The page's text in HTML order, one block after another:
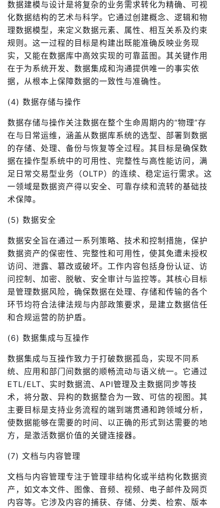
数据建模与设计是将复杂的业务需求转化为精确、可视
化数据结构的艺术与科学。它通过创建概念、逻辑和物
理数据模型，来定义数据元素、属性、相互关系及约束
规则。这一过程的目标是构建出既能准确反映业务现
实，又能在数据库中高效实现的可靠蓝图。其关键作用
在于为系统开发、数据集成和沟通提供唯一的事实依
据，从根本上保障数据的一致性与准确性。
(4) 数据存储与操作
数据存储与操作关注数据在整个生命周期内的“物理”存
在与日常运维，涵盖从数据库系统的选型、部署到数据
的存储、处理、备份与恢复等全过程。其目标是确保数
据在操作型系统中的可用性、完整性与高性能访问，满
足日常交易型业务（OLTP）的连续、稳定运行需求。这
一领域是数据资产得以安全、可靠存续和流转的基础技
术保障。
(5) 数据安全
数据安全旨在通过一系列策略、技术和控制措施，保护
数据资产的保密性、完整性和可用性，使其免遭未授权
访问、泄露、篡改或破坏。工作内容包括身份认证、访
问控制、加密、脱敏、安全审计与监控等。其核心目标
是管理数据风险，确保数据在处理、存储和传输的各个
环节均符合法律法规与内部政策要求，是建立数据信任
和合规运营的防护盾。
(6) 数据集成与互操作
数据集成与互操作致力于打破数据孤岛，实现不同系
统、应用和部门间数据的顺畅流动与语义统一。它通过
ETL/ELT、实时数据流、API管理及主数据同步等技
术，将分散、异构的数据整合为一致、可信的视图。其
主要目标是支持业务流程的端到端贯通和跨领域分析，
使数据能够在需要的时间、以正确的形式到达需要的地
方，是激活数据价值的关键连接器。
(7) 文档与内容管理
文档与内容管理专注于管理非结构化或半结构化数据资
产，如文本文件、图像、音频、视频、电子邮件及网页
内容等。它涉及内容的捕获、存储、分类、检索、版本